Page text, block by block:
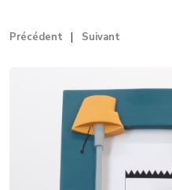
Précédent Suivant